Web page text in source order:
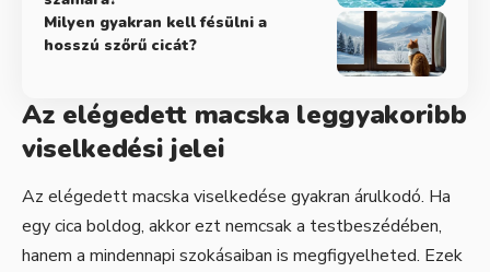
Milyen gyakran kell fésülni a
hosszú szőrű cicát?
Az elégedett macska leggyakoribb
viselkedési jelei
Az elégedett macska viselkedése gyakran árulkodó. Ha
egy cica boldog, akkor ezt nemcsak a testbeszédében,
hanem a mindennapi szokásaiban is megfigyelheted. Ezek